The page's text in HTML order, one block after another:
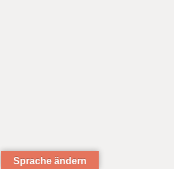
Sprache ändern